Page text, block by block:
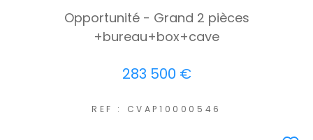
Opportunité - Grand 2 pièces
+bureau+box+cave
283 500 €
REF : CVAP10000546